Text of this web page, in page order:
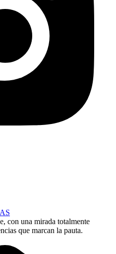
con una mirada totalmente
que marcan la pauta.